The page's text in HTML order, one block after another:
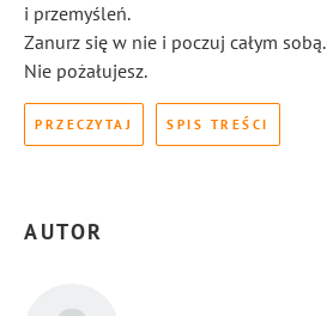
i przemyśleń.
Zanurz się w nie i poczuj całym sobą.
Nie pożałujesz.
PRZECZYTAJ SPIS TREŚCI
AUTOR